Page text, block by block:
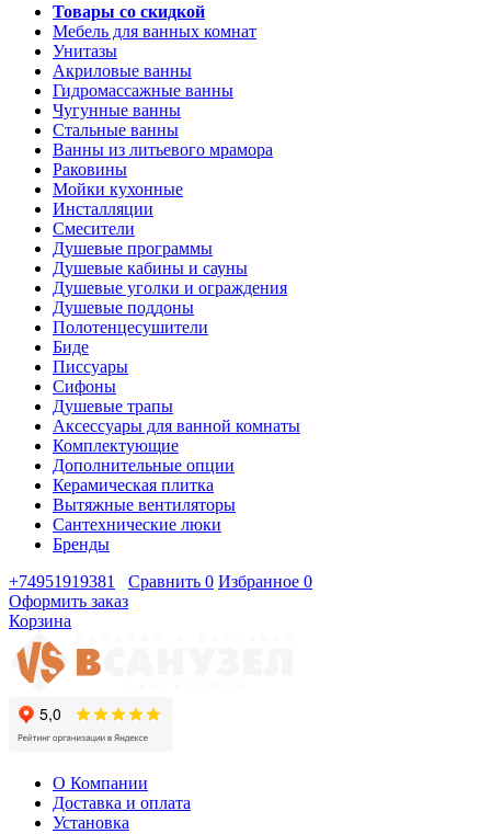
Товары со скидкой
Мебель для ванных комнат
Унитазы
Акриловые ванны
Гидромассажные ванны
Чугунные ванны
Стальные ванны
Ванны из литьевого мрамора
Раковины
Мойки кухонные
Инсталляции
Смесители
Душевые программы
Душевые кабины и сауны
Душевые уголки и ограждения
Душевые поддоны
Полотенцесушители
Биде
Писсуары
Сифоны
Душевые трапы
Аксессуары для ванной комнаты
Комплектующие
Дополнительные опции
Керамическая плитка
Вытяжные вентиляторы
Сантехнические люки
Бренды
+74951919381
Сравнить 0 Избранное 0
Оформить заказ
Корзина
О Компании
Доставка и оплата
Установка